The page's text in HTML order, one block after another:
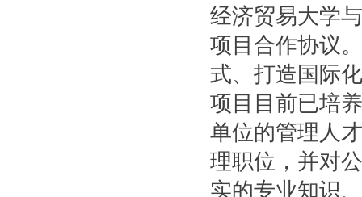
经济贸易大学
项目合作协议
式、打造国际
项目目前已培
单位的管理人
理职位，并对
实的专业知识